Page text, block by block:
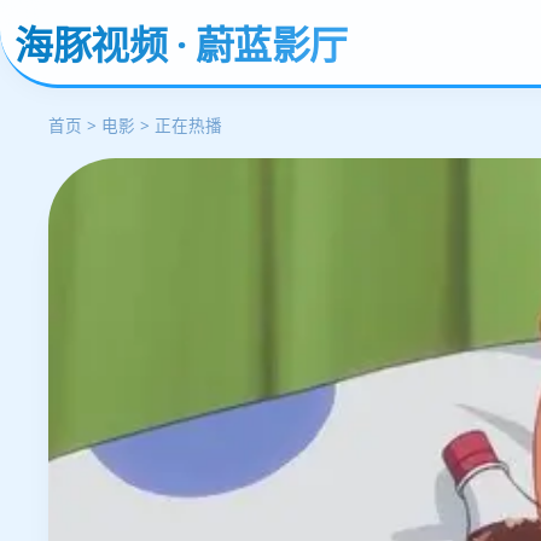
海豚视频 · 蔚蓝影厅
首页 > 电影 > 正在热播